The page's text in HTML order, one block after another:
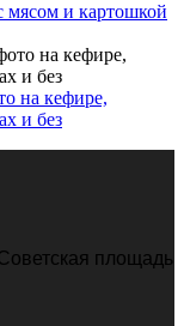
мясом и картошкой
на кефире,
и без
площадь